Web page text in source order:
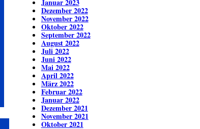
Januar 2023
Dezember 2022
November 2022
Oktober 2022
September 2022
August 2022
Juli 2022
Juni 2022
Mai 2022
April 2022
März 2022
Februar 2022
Januar 2022
Dezember 2021
November 2021
Oktober 2021